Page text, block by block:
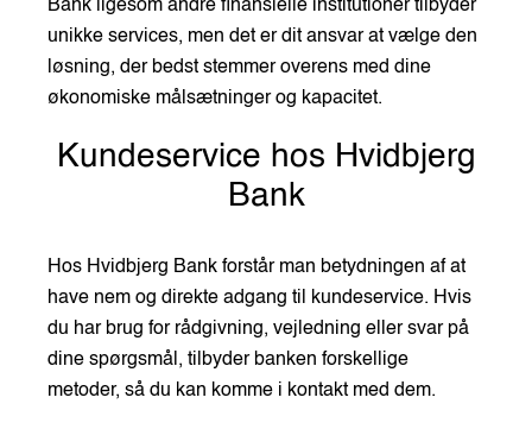
Bank ligesom andre finansielle institutioner tilbyder
unikke services, men det er dit ansvar at vælge den
løsning, der bedst stemmer overens med dine
økonomiske målsætninger og kapacitet.
Kundeservice hos Hvidbjerg
Bank
Hos Hvidbjerg Bank forstår man betydningen af at
have nem og direkte adgang til kundeservice. Hvis
du har brug for rådgivning, vejledning eller svar på
dine spørgsmål, tilbyder banken forskellige
metoder, så du kan komme i kontakt med dem.